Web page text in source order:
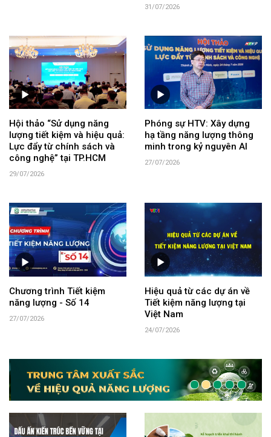
31/07/2026
Hội thảo “Sử dụng năng
lượng tiết kiệm và hiệu quả:
Lực đẩy từ chính sách và
công nghệ” tại TP.HCM
29/07/2026
Phóng sự HTV: Xây dựng
hạ tầng năng lượng thông
minh trong kỷ nguyên AI
27/07/2026
Chương trình Tiết kiệm
năng lượng - Số 14
27/07/2026
Hiệu quả từ các dự án về
Tiết kiệm năng lượng tại
Việt Nam
24/07/2026